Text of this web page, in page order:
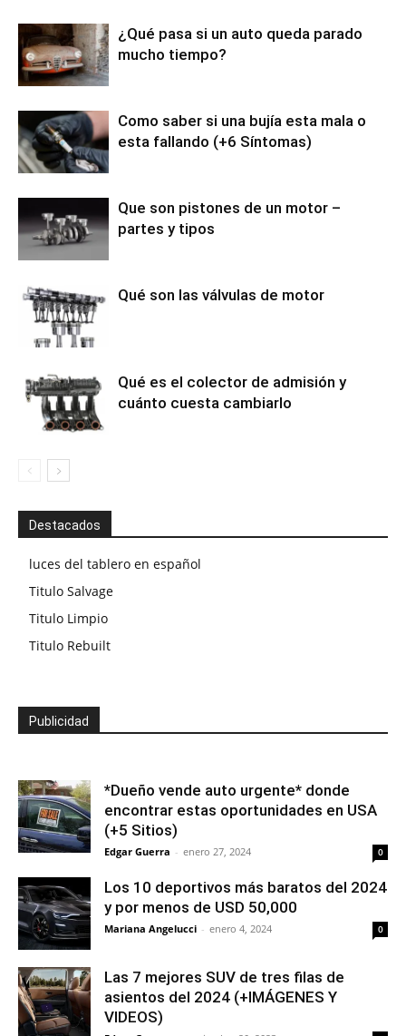
¿Qué pasa si un auto queda parado
mucho tiempo?
Como saber si una bujía esta mala o
esta fallando (+6 Síntomas)
Que son pistones de un motor –
partes y tipos
Qué son las válvulas de motor
Qué es el colector de admisión y
cuánto cuesta cambiarlo
Destacados
luces del tablero en español
Titulo Salvage
Titulo Limpio
Titulo Rebuilt
Publicidad
*Dueño vende auto urgente* donde
encontrar estas oportunidades en USA
(+5 Sitios)
Edgar Guerra - enero 27, 2024 0
Los 10 deportivos más baratos del 2024
y por menos de USD 50,000
Mariana Angelucci - enero 4, 2024 0
Las 7 mejores SUV de tres filas de
asientos del 2024 (+IMÁGENES Y
VIDEOS)